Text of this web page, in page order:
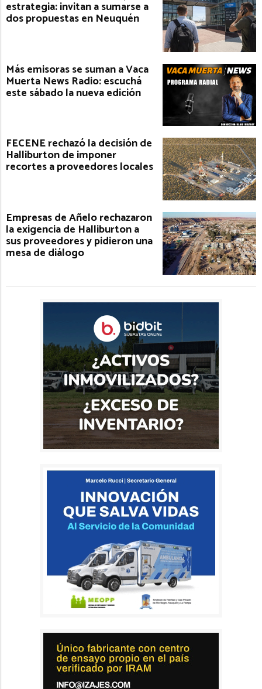
estrategia: invitan a sumarse a
dos propuestas en Neuquén
Más emisoras se suman a Vaca
Muerta News Radio: escuchá
este sábado la nueva edición
FECENE rechazó la decisión de
Halliburton de imponer
recortes a proveedores locales
Empresas de Añelo rechazaron
la exigencia de Halliburton a
sus proveedores y pidieron una
mesa de diálogo